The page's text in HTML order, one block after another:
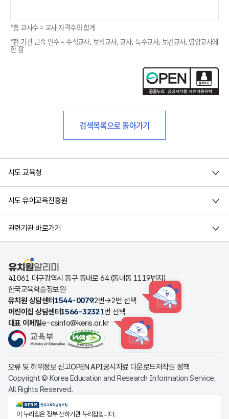
*총 교사수 = 교사 자격수의 합계
*현 기관 근속 연수 = 수석교사, 보직교사, 교사, 특수교사, 보건교사, 영양교사에
한 함
검색목록으로 돌아가기
시도 교육청
시도 유아교육진흥원
관련기관 바로가기
유치원알리미
41061 대구광역시 동구 동내로 64 (동내동 1119번지)
한국교육학술정보원
유치원 상담센터 1544-00792번→2번 선택 HINT
어린이집 상담센터1566-32321번 선택
대표 이메일e-csinfo@keris.or.kr
HINT
오류 및 허위정보 신고OPEN API공시자료 다운로드저작권 정책
Copyright © Korea Education and Research Information Service.
All Rights Reserved.
KERIS한국교육학술정보원
이 누리집은 정부 산하기관 누리집입니다.